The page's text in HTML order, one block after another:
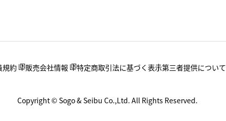
規約 販売会社情報 特定商取引法に基づく表示第三者提供について
Copyright © Sogo & Seibu Co.,Ltd. All Rights Reserved.